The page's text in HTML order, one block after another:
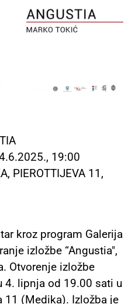
19:00
PIEROTTIJEVA 11,
kroz program Galerija
izložbe “Angustia",
Otvorenje izložbe
4. lipnja od 19.00 sati u
11 (Medika). Izložba je